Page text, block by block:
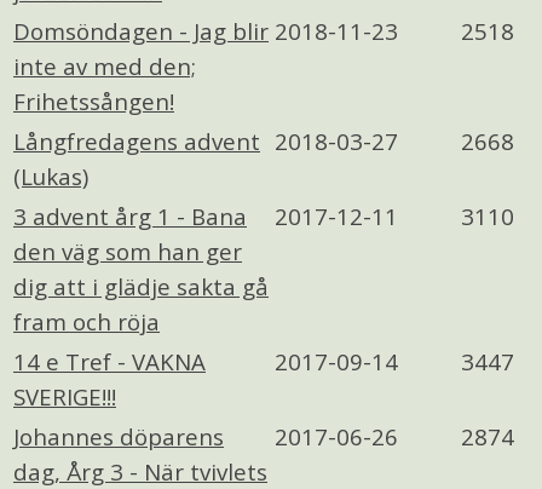
Domsöndagen - Jag blir
inte av med den;
Frihetssången!
2018-11-23 2518
Långfredagens advent
(Lukas)
2018-03-27 2668
3 advent årg 1 - Bana
den väg som han ger
dig att i glädje sakta gå
fram och röja
2017-12-11 3110
14 e Tref - VAKNA
SVERIGE!!!
2017-09-14 3447
Johannes döparens
dag, Årg 3 - När tvivlets
2017-06-26 2874